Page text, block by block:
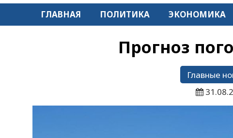
ГЛАВНАЯ ПОЛИТИКА ЭКОНОМИКА
Прогноз
Главные